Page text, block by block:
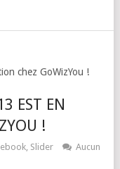
chez GoWizYou !
EST EN
!
, Slider
Aucun